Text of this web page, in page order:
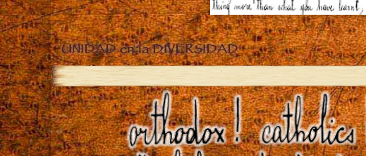
UNIDAD en la DIVERSIDAD